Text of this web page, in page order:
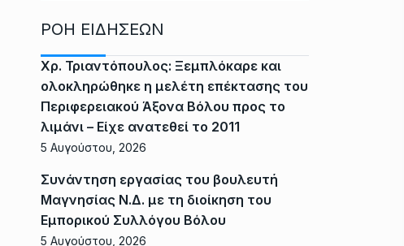
ΡΟΗ ΕΙΔΗΣΕΩΝ
Χρ. Τριαντόπουλος: Ξεμπλόκαρε και
ολοκληρώθηκε η μελέτη επέκτασης του
Περιφερειακού Άξονα Βόλου προς το
λιμάνι – Είχε ανατεθεί το 2011
5 Αυγούστου, 2026
Συνάντηση εργασίας του βουλευτή
Μαγνησίας Ν.Δ. με τη διοίκηση του
Εμπορικού Συλλόγου Βόλου
5 Αυγούστου, 2026